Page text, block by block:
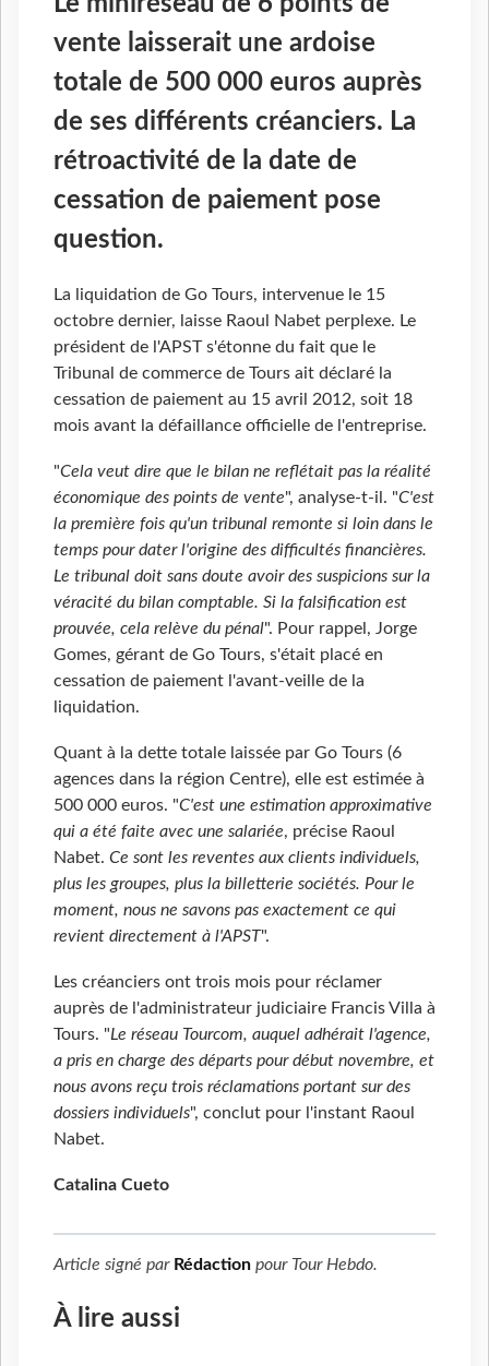
vente laisserait une ardoise
totale de 500 000 euros auprès
de ses différents créanciers. La
rétroactivité de la date de
cessation de paiement pose
question.
La liquidation de Go Tours, intervenue le 15
octobre dernier, laisse Raoul Nabet perplexe. Le
président de l'APST s'étonne du fait que le
Tribunal de commerce de Tours ait déclaré la
cessation de paiement au 15 avril 2012, soit 18
mois avant la défaillance officielle de l'entreprise.
"Cela veut dire que le bilan ne reflétait pas la réalité
économique des points de vente", analyse-t-il. "C'est
la première fois qu'un tribunal remonte si loin dans le
temps pour dater l'origine des difficultés financières.
Le tribunal doit sans doute avoir des suspicions sur la
véracité du bilan comptable. Si la falsification est
prouvée, cela relève du pénal". Pour rappel, Jorge
Gomes, gérant de Go Tours, s'était placé en
cessation de paiement l'avant-veille de la
liquidation.
Quant à la dette totale laissée par Go Tours (6
agences dans la région Centre), elle est estimée à
500 000 euros. "C'est une estimation approximative
qui a été faite avec une salariée, précise Raoul
Nabet. Ce sont les reventes aux clients individuels,
plus les groupes, plus la billetterie sociétés. Pour le
moment, nous ne savons pas exactement ce qui
revient directement à l'APST".
Les créanciers ont trois mois pour réclamer
auprès de l'administrateur judiciaire Francis Villa à
Tours. "Le réseau Tourcom, auquel adhérait l'agence,
a pris en charge des départs pour début novembre, et
nous avons reçu trois réclamations portant sur des
dossiers individuels", conclut pour l'instant Raoul
Nabet.
Catalina Cueto
Article signé par Rédaction pour Tour Hebdo.
À lire aussi